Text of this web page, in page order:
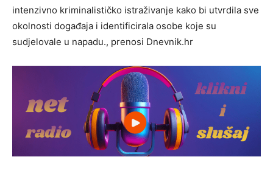
intenzivno kriminalističko istraživanje kako bi utvrdila sve
okolnosti događaja i identificirala osobe koje su
sudjelovale u napadu., prenosi Dnevnik.hr